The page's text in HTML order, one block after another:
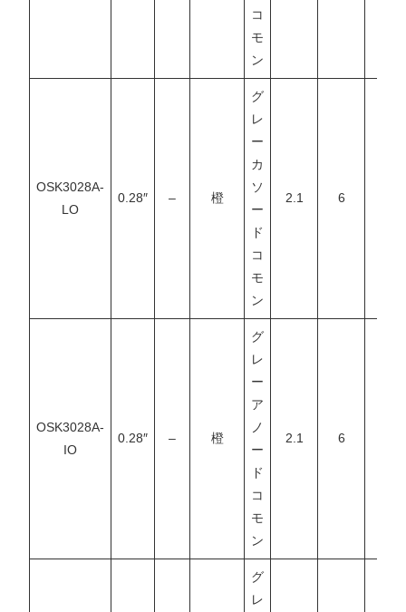
コ
モ
ン
OSK3028A-
LO
0.28″ – 橙
グ
レ
ー
カ
ソ
ー
ド
コ
モ
ン
2.1 6
OSK3028A-
IO
0.28″ – 橙
グ
レ
ー
ア
ノ
ー
ド
コ
モ
ン
2.1 6
グ
レ